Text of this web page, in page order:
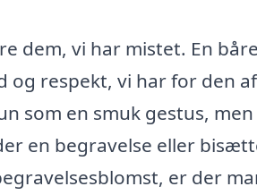
dem, vi har mistet. En
respekt, vi har for den
som en smuk gestus,
en begravelse eller
er der